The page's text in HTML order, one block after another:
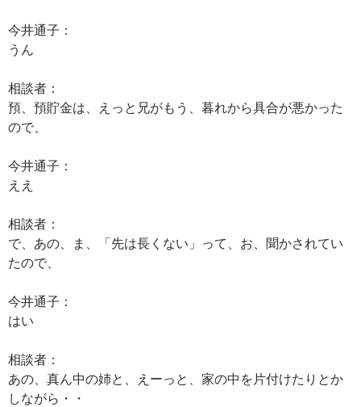
今井通子：
うん
相談者：
預、預貯金は、えっと兄がもう、暮れから具合が悪かった
ので、
今井通子：
ええ
相談者：
で、あの、ま、「先は長くない」って、お、聞かされてい
たので、
今井通子：
はい
相談者：
あの、真ん中の姉と、えーっと、家の中を片付けたりとか
しながら・・